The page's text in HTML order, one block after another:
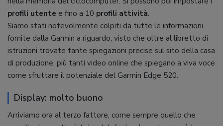
profili utente e fino a 10 profili attività.
Siamo stati notevolmente colpiti da tutte le informazioni
fornite dalla Garmin a riguardo, visto che oltre al libretto di
istruzioni trovate tante spiegazioni precise sul sito della casa
di produzione, più tanti video online che spiegano a viva voce
come sfruttare il potenziale del Garmin Edge 520.
Display: molto buono
Arriviamo ora al terzo fattore, come sempre quello che